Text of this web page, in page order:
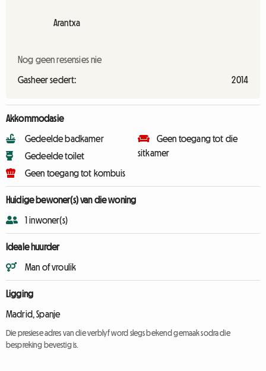
Arantxa
Nog geen resensies nie
Gasheer sedert: 2014
Akkommodasie
Gedeelde badkamer
Gedeelde toilet
Geen toegang tot kombuis
Geen toegang tot die
sitkamer
Huidige bewoner(s) van die woning
1 inwoner(s)
Ideale huurder
Man of vroulik
Ligging
Madrid, Spanje
Die presiese adres van die verblyf word slegs bekend gemaak sodra die
bespreking bevestig is.